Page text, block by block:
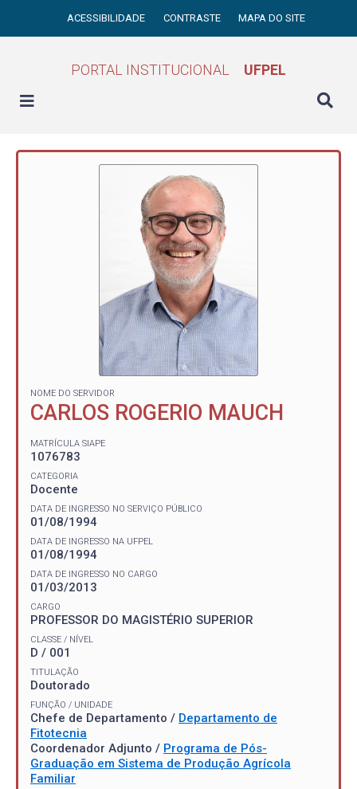
ACESSIBILIDADE CONTRASTE MAPA DO SITE
PORTAL INSTITUCIONAL UFPEL
NOME DO SERVIDOR
CARLOS ROGERIO MAUCH
MATRÍCULA SIAPE
1076783
CATEGORIA
Docente
DATA DE INGRESSO NO SERVIÇO PÚBLICO
01/08/1994
DATA DE INGRESSO NA UFPEL
01/08/1994
DATA DE INGRESSO NO CARGO
01/03/2013
CARGO
PROFESSOR DO MAGISTÉRIO SUPERIOR
CLASSE / NÍVEL
D / 001
TITULAÇÃO
Doutorado
FUNÇÃO / UNIDADE
Chefe de Departamento / Departamento de
Fitotecnia
Coordenador Adjunto / Programa de Pós-
Graduação em Sistema de Produção Agrícola
Familiar